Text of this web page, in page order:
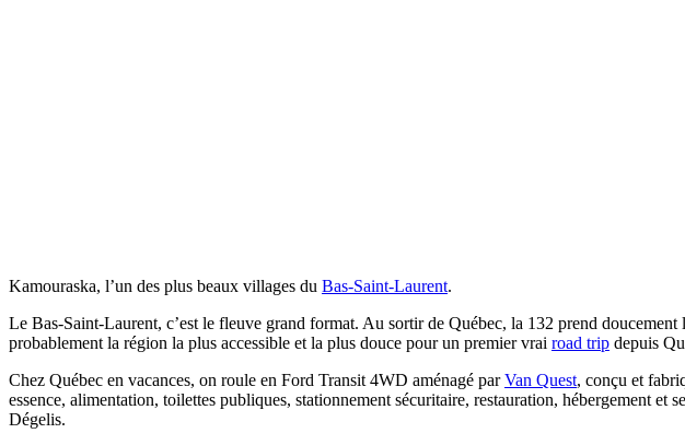
Kamouraska, l’un des plus beaux villages du Bas-Saint-Laurent.
Le Bas-Saint-Laurent, c’est le fleuve grand format. Au sortir de Québec, la 132 prend
probablement la région la plus accessible et la plus douce pour un premier vrai road trip depuis
Chez Québec en vacances, on roule en Ford Transit 4WD aménagé parVan Quest, conçu et
essence, alimentation, toilettes publiques, stationnement sécuritaire, restauration, hébergement
Dégelis.